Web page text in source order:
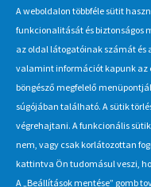
Jelentkezési / beadási
2023. október 27., péntek –
Hírlevél
Iratkozzon fel Beszerzés
a MÁV-csoport által indított
eszközértékesítési
A weboldalon többféle sütit
funkcionalitását és biztonságos
az oldal látogatóinak számát
valamint információt kapunk az
böngésző megfelelő
súgójában található. A sütik
végrehajtani. A funkcionális
nem, vagy csak korlátozottan
kattintva Ön tudomásul veszi,
A „Beállítások mentése” gomb